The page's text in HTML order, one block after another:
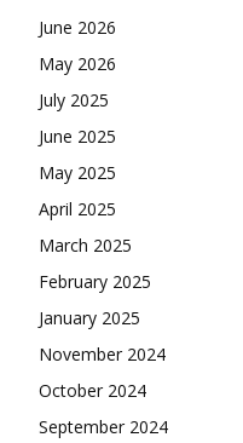
June 2026
May 2026
July 2025
June 2025
May 2025
April 2025
March 2025
February 2025
January 2025
November 2024
October 2024
September 2024